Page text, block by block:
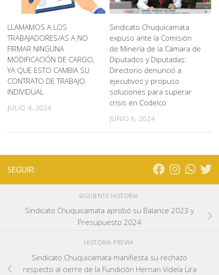
LLAMAMOS A LOS
TRABAJADORES/AS A NO
FIRMAR NINGUNA
MODIFICACIÓN DE CARGO,
YA QUE ESTO CAMBIA SU
CONTRATO DE TRABAJO
INDIVIDUAL
JULIO 4, 2024
Sindicato Chuquicamata
expuso ante la Comisión
de Minería de la Cámara de
Diputados y Diputadas:
Directorio denunció a
ejecutivos y propuso
soluciones para superar
crisis en Codelco
JUNIO 6, 2024
SEGUIR:
SIGUIENTE HISTORIA
Sindicato Chuquicamata aprobó su Balance 2023 y
Presupuesto 2024
HISTORIA PREVIA
Sindicato Chuquicamata manifiesta su rechazo
respecto al cierre de la Fundición Hernan Videla Lira